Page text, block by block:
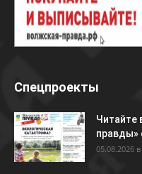
Спецпроекты
Читайте
правды»
05.08.2026